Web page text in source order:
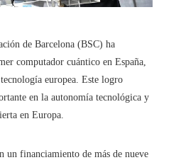
de Barcelona (BSC) ha
computador cuántico en España,
europea. Este logro
en la autonomía tecnológica y
en Europa.
un financiamiento de más de nueve